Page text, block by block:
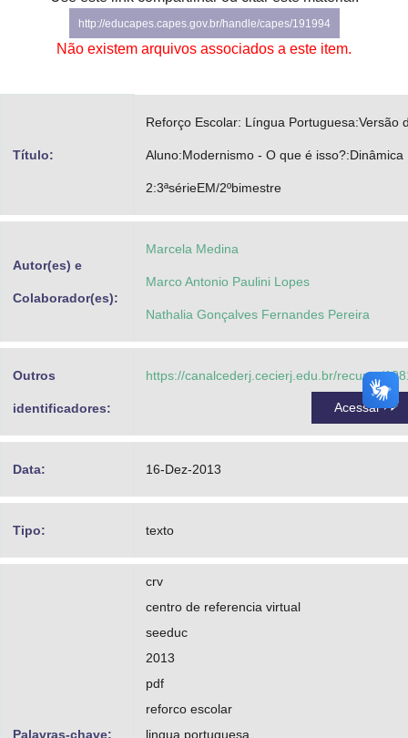
Advocacia-Geral da União
Banco Central do Brasil
Planalto
http://educapes.capes.gov.br/handle/capes/191994
Não existem arquivos associados a este item.
Título:
Reforço Escolar: Língua Portuguesa:Versão
Aluno:Modernismo - O que é isso?:Dinâmica
2:3ªsérieEM/2ºbimestre
Autor(es) e
Colaborador(es):
Marcela Medina
Marco Antonio Paulini Lopes
Nathalia Gonçalves Fernandes Pereira
Outros
identificadores:
https://canalcederj.cecierj.edu.br/recurso/
Acessar
Data: 16-Dez-2013
Tipo: texto
Palavras-chave:
crv
centro de referencia virtual
seeduc
2013
pdf
reforco escolar
lingua portuguesa